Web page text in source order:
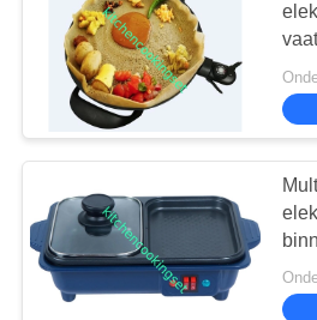
PRIVACYBELEID
de doos van
roestvrij